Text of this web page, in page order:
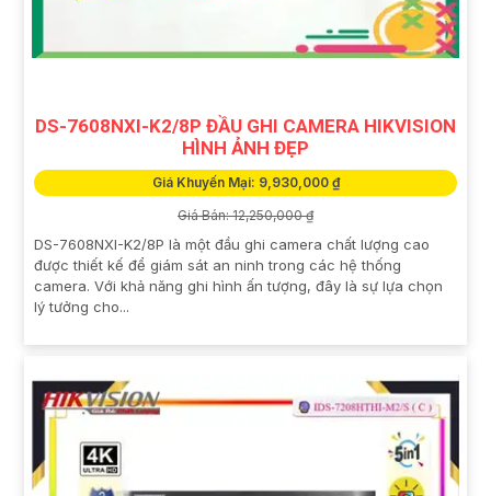
DS-7608NXI-K2/8P ĐẦU GHI CAMERA HIKVISION
HÌNH ẢNH ĐẸP
Giá Khuyến Mại: 9,930,000 ₫
Giá Bán: 12,250,000 ₫
DS-7608NXI-K2/8P là một đầu ghi camera chất lượng cao
được thiết kế để giám sát an ninh trong các hệ thống
camera. Với khả năng ghi hình ấn tượng, đây là sự lựa chọn
lý tưởng cho...